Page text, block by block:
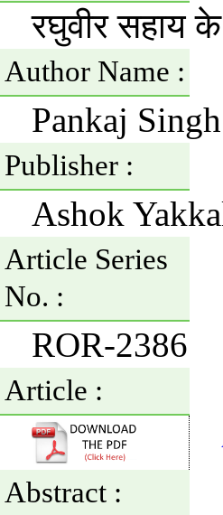
रघुवीर सहाय
Author Name :
Pankaj Singh
Publisher :
Ashok
Article Series
No. :
ROR-2386
Article :
Abstract :